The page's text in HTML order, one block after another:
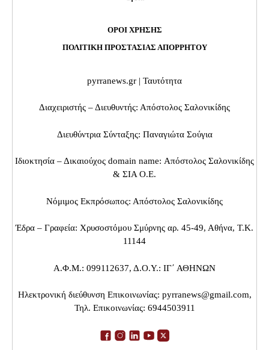
ΟΡΟΙ ΧΡΗΣΗΣ
ΠΟΛΙΤΙΚΗ ΠΡΟΣΤΑΣΙΑΣ ΑΠΟΡΡΗΤΟΥ
pyrranews.gr | Ταυτότητα
Διαχειριστής – Διευθυντής: Απόστολος Σαλονικίδης
Διευθύντρια Σύνταξης: Παναγιώτα Σούγια
Ιδιοκτησία – Δικαιούχος domain name: Απόστολος Σαλονικίδης
& ΣΙΑ Ο.Ε.
Νόμιμος Εκπρόσωπος: Απόστολος Σαλονικίδης
Έδρα – Γραφεία: Χρυσοστόμου Σμύρνης αρ. 45-49, Αθήνα, Τ.Κ.
11144
Α.Φ.Μ.: 099112637, Δ.Ο.Υ.: ΙΓ΄ ΑΘΗΝΩΝ
Ηλεκτρονική διεύθυνση Επικοινωνίας: pyrranews@gmail.com,
Τηλ. Επικοινωνίας: 6944503911